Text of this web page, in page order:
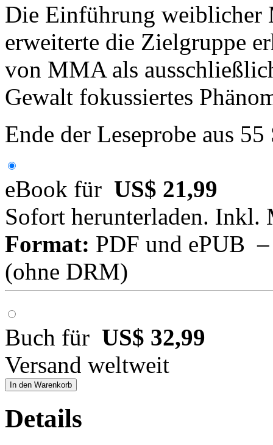
Die Einführung weiblicher
erweiterte die Zielgruppe
von MMA als
Gewalt fokussiertes
Ende der Leseprobe aus
eBook für US$ 21,99
Sofort herunterladen. Inkl.
Format: PDF und ePUB
(ohne DRM)
Buch für US$ 32,99
Versand weltweit
In den Warenkorb
Details